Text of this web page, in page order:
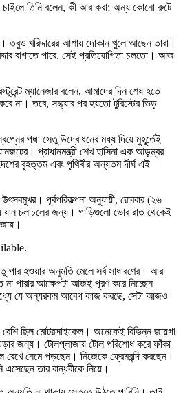
চাইলে তিনি বলেন, কী আর করা; অন্য কোনো রুটে
তবুও খরিদ্দারের আশায় দোকান খুলে আছেন তারা।
বাগাতে পারে, সেই প্রতিযোগিতা চলতো। আজ
ম্যানেজার বলেন, আমাদের দিন শেষ হতে
তবে, সন্ধ্যার পর হয়তো টুরিস্টের ভিড়
পদ্মা সেতু উদ্বোধনের মধ্য দিয়ে মুহূর্তেই
প্রাধানমন্ত্রী শেখ হাসিনা এক আড়ম্বর
বৃহত্তম এবং পৃথিবীর অন্যতম দীর্ঘ এই
পূর্বপরিকল্পনা অনুযায়ী, রোববার (২৬
চলাচলের জন্য। গাড়িগুলো ভোর রাত থেকেই
হওয়ার অনুমতি মেলে সর্ব সাধারণের। আর
পারার আক্ষেপটা আজই পূরণ করে নিচ্ছেন
যে অন্যরকম আবেগ কাজ করছে, সেটা আজও
ছিল মোটরসাইকেল। অনেকেই বিভিন্ন জায়গা
জন্য। টোলপ্লাজায় টোল পরিশোধ করে ফাঁকা
নেমে পড়ছেন। নিজেকে ফ্রেমবন্দি করছেন।
তার বান্ধবীকে নিয়ে।